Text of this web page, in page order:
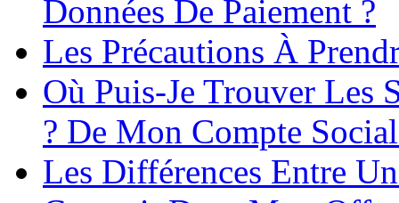
Données De Paiement ?
Les Précautions À
Où Puis-Je Trouver Les
? De Mon Compte
Les Différences Entre